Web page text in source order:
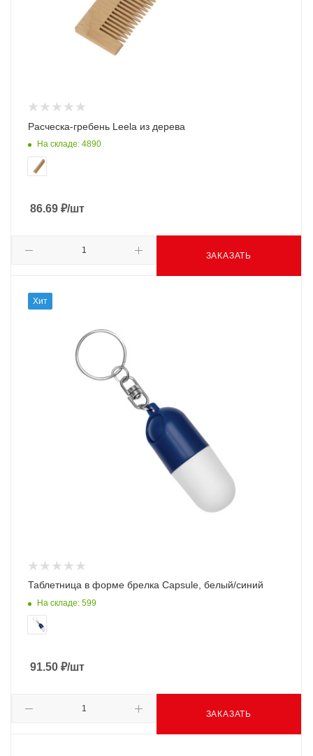
Расческа-гребень Leela из дерева
На складе: 4890
86.69 ₽/шт
ЗАКАЗАТЬ
Хит
Таблетница в форме брелка Capsule, белый/синий
На складе: 599
91.50 ₽/шт
ЗАКАЗАТЬ